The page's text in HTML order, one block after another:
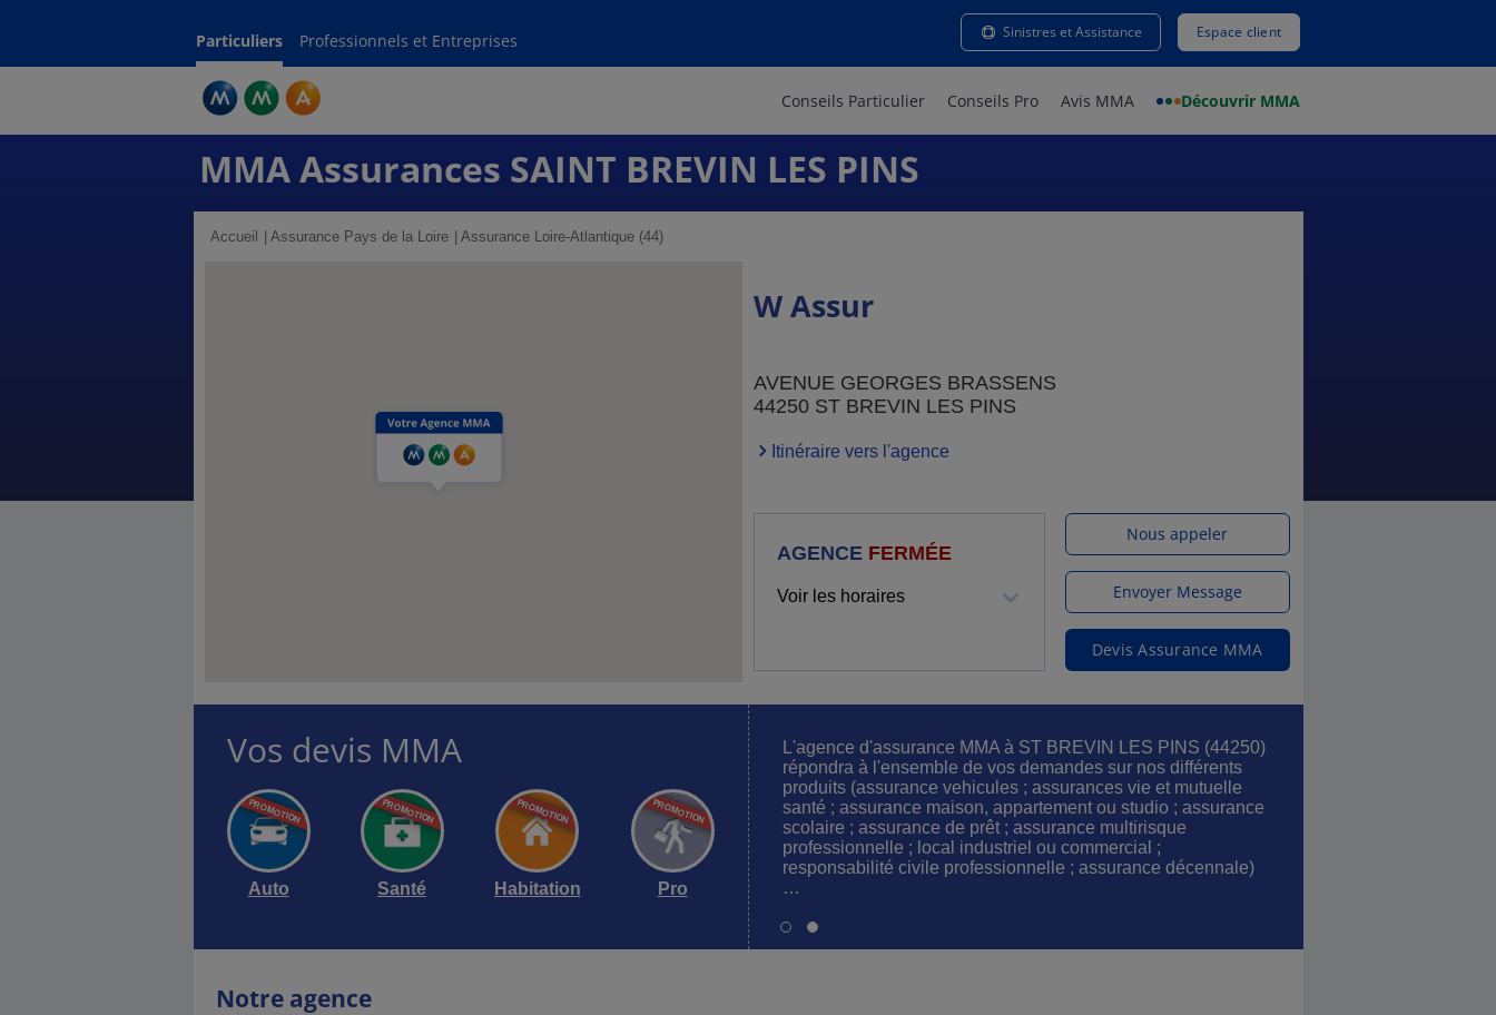
Particuliers Professionnels et Entreprises Sinistres et Assistance Espace client
Conseils Particulier Conseils Pro Avis MMA Découvrir MMA
MMA Assurances SAINT BREVIN LES PINS
Accueil Assurance Pays de la Loire Assurance Loire-Atlantique (44)
W Assur
AVENUE GEORGES BRASSENS
44250 ST BREVIN LES PINS
Itinéraire vers l'agence
AGENCE FERMÉE
Voir les horaires
Nous appeler
Envoyer Message
Devis Assurance MMA
Vos devis MMA
Auto Santé Habitation Pro
L'agence d'assurance MMA à ST BREVIN LES PINS (44250)
répondra à l'ensemble de vos demandes sur nos différents
produits (assurance vehicules ; assurances vie et mutuelle
santé ; assurance maison, appartement ou studio ; assurance
scolaire ; assurance de prêt ; assurance multirisque
professionnelle ; local industriel ou commercial ;
responsabilité civile professionnelle ; assurance décennale)
…
Notre agence